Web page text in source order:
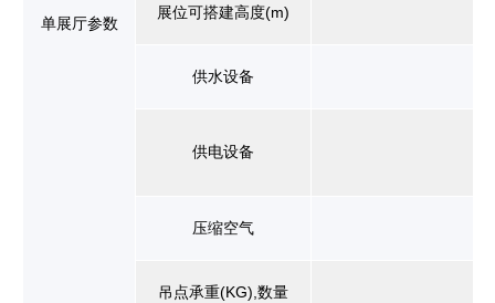
单展厅参数
展位可搭建高度(m)
供水设备
供电设备
压缩空气
吊点承重(KG),数量